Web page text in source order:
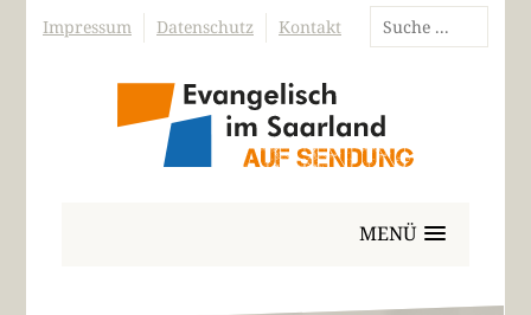
Impressum Datenschutz Kontakt
MENÜ